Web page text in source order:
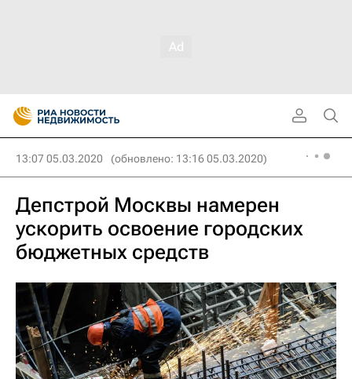
13:07 05.03.2020 (обновлено: 13:16 05.03.2020)
Депстрой Москвы намерен
ускорить освоение городских
бюджетных средств